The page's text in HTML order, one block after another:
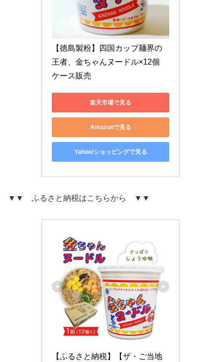
【徳島製粉】四国カップ麺界の
王者、金ちゃんヌードル×12個
ケース販売
楽天市場で見る
Amazonで見る
Yahoo!ショッピングで見る
▼▼ ふるさと納税はこちらから ▼▼
【ふるさと納税】【ザ・ご当地